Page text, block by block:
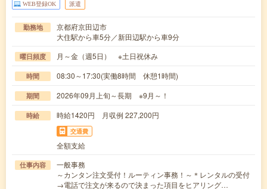
WEB登録OK 派遣
勤務地
京都府京田辺市
大住駅から車5分／新田辺駅から車9分
曜日頻度 月～金（週5日） ※土日祝休み
時間 08:30～17:30(実働8時間 休憩1時間)
期間 2026年09月上旬～長期 ※9月～！
時給 時給1420円 月収例 227,200円
交通費
全額支給
仕事内容
一般事務
～カンタン注文受付！ルーティン事務！～＊レンタルの受付
→電話で注文が来るので決まった項目をヒアリング…